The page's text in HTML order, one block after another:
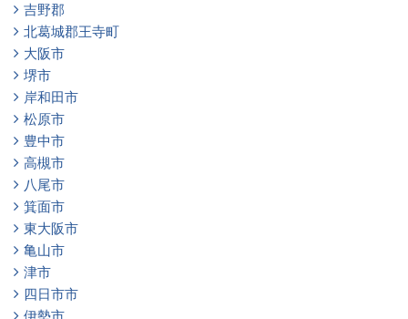
吉野郡
北葛城郡王寺町
大阪市
堺市
岸和田市
松原市
豊中市
高槻市
八尾市
箕面市
東大阪市
亀山市
津市
四日市市
伊勢市